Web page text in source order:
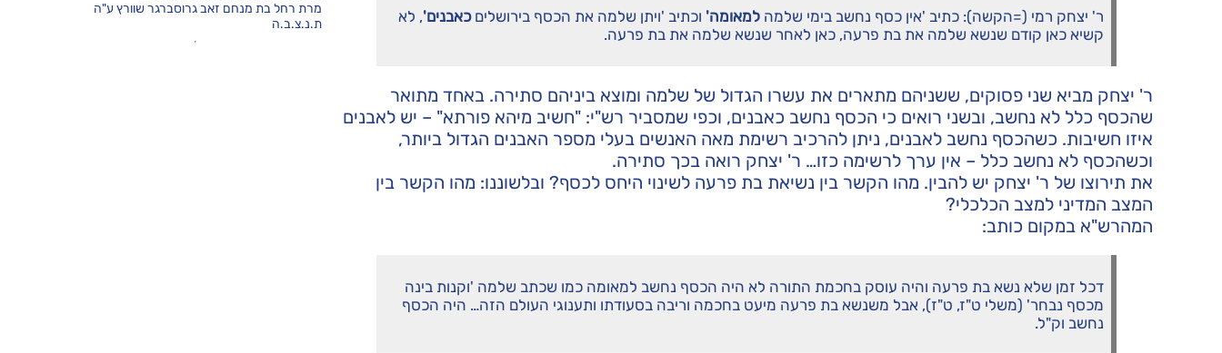
ר' יצחק רמי (=הקשה): כתיב 'אין כסף נחשב בימי שלמה למאומה' וכתיב 'ויתן שלמה את הכסף בירושליםכאבנים', לא
קשיא כאן קודם שנשא שלמה את בת פרעה, כאן לאחר שנשא שלמה את בת פרעה.
ר' יצחק מביא שני פסוקים, ששניהם מתארים את עשרו הגדול של שלמה ומוצא ביניהם סתירה. באחד מתואר
שהכסף כלל לא נחשב, ובשני רואים כי הכסף נחשב כאבנים, וכפי שמסביר רש"י: "חשיב מיהא פורתא" – יש לאבנים
איזו חשיבות. כשהכסף נחשב לאבנים, ניתן להרכיב רשימת מאה האנשים בעלי מספר האבנים הגדול ביותר,
וכשהכסף לא נחשב כלל – אין ערך לרשימה כזו… ר' יצחק רואה בכך סתירה.
את תירוצו של ר' יצחק יש להבין. מהו הקשר בין נשיאת בת פרעה לשינוי היחס לכסף? ובלשוננו: מהו הקשר בין
המצב המדיני למצב הכלכלי?
המהרש"א במקום כותב:
דכל זמן שלא נשא בת פרעה והיה עוסק בחכמת התורה לא היה הכסף נחשב למאומה כמו שכתב שלמה 'וקנות בינה
מכסף נבחר' (משלי ט"ז, ט"ז), אבל משנשא בת פרעה מיעט בחכמה וריבה בסעודתו ותענוגי העולם הזה… היה הכסף
נחשב וק"ל.
מרת רחל בת מנחם זאב גרוסברגר שוורץ ע"ה
ת.נ.צ.ב.ה